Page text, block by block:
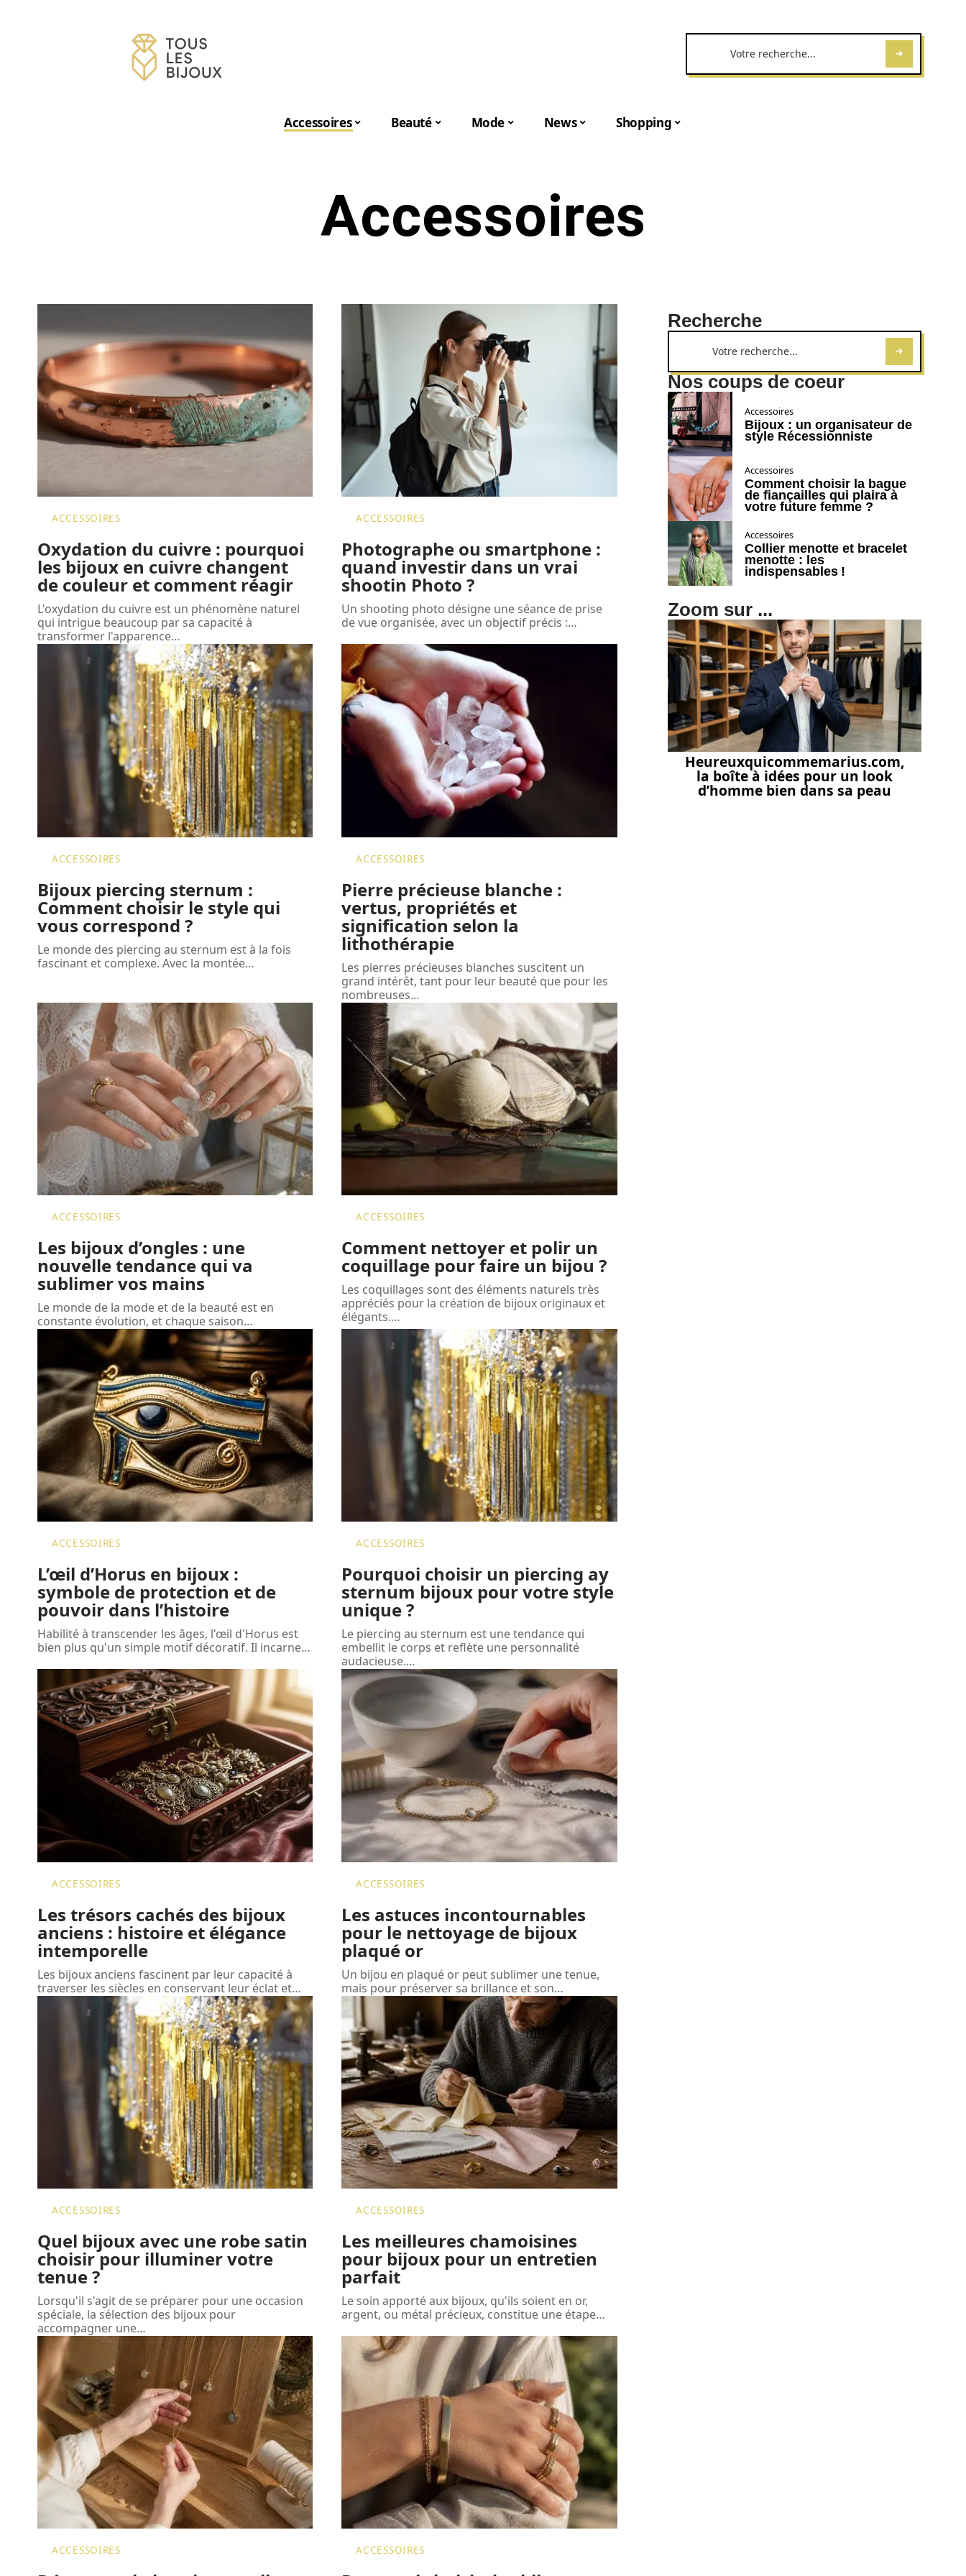
Accessoires Beauté Mode News Shopping
Accessoires
ACCESSOIRES
Oxydation du cuivre : pourquoi
les bijoux en cuivre changent
de couleur et comment réagir
L'oxydation du cuivre est un phénomène naturel
qui intrigue beaucoup par sa capacité à
transformer l'apparence…
ACCESSOIRES
Photographe ou smartphone :
quand investir dans un vrai
shootin Photo ?
Un shooting photo désigne une séance de prise
de vue organisée, avec un objectif précis :…
ACCESSOIRES
Bijoux piercing sternum :
Comment choisir le style qui
vous correspond ?
Le monde des piercing au sternum est à la fois
fascinant et complexe. Avec la montée…
ACCESSOIRES
Pierre précieuse blanche :
vertus, propriétés et
signification selon la
lithothérapie
Les pierres précieuses blanches suscitent un
grand intérêt, tant pour leur beauté que pour les
nombreuses…
ACCESSOIRES
Les bijoux d’ongles : une
nouvelle tendance qui va
sublimer vos mains
Le monde de la mode et de la beauté est en
constante évolution, et chaque saison…
ACCESSOIRES
Comment nettoyer et polir un
coquillage pour faire un bijou ?
Les coquillages sont des éléments naturels très
appréciés pour la création de bijoux originaux et
élégants.…
ACCESSOIRES
L’œil d’Horus en bijoux :
symbole de protection et de
pouvoir dans l’histoire
Habilité à transcender les âges, l'œil d'Horus est
bien plus qu'un simple motif décoratif. Il incarne…
ACCESSOIRES
Pourquoi choisir un piercing ay
sternum bijoux pour votre style
unique ?
Le piercing au sternum est une tendance qui
embellit le corps et reflète une personnalité
audacieuse.…
ACCESSOIRES
Les trésors cachés des bijoux
anciens : histoire et élégance
intemporelle
Les bijoux anciens fascinent par leur capacité à
traverser les siècles en conservant leur éclat et…
ACCESSOIRES
Les astuces incontournables
pour le nettoyage de bijoux
plaqué or
Un bijou en plaqué or peut sublimer une tenue,
mais pour préserver sa brillance et son…
ACCESSOIRES
Quel bijoux avec une robe satin
choisir pour illuminer votre
tenue ?
Lorsqu'il s'agit de se préparer pour une occasion
spéciale, la sélection des bijoux pour
accompagner une…
ACCESSOIRES
Les meilleures chamoisines
pour bijoux pour un entretien
parfait
Le soin apporté aux bijoux, qu'ils soient en or,
argent, ou métal précieux, constitue une étape…
ACCESSOIRES ACCESSOIRES
Recherche
Nos coups de coeur
Accessoires
Bijoux : un organisateur de
style Récessionniste
Accessoires
Comment choisir la bague
de fiançailles qui plaira à
votre future femme ?
Accessoires
Collier menotte et bracelet
menotte : les
indispensables !
Zoom sur ...
Heureuxquicommemarius.com,
la boîte à idées pour un look
d’homme bien dans sa peau